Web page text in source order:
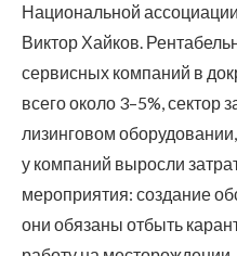
Национальной
Виктор Хайков.
сервисных компаний в
всего около 3–5%, сектор
лизинговом
у компаний выросли
мероприятия: создание
они обязаны отбыть